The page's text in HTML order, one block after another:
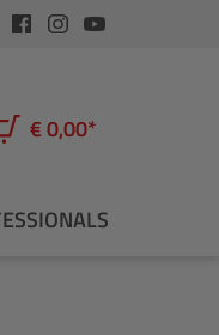
€ 0,00*
enthält 0